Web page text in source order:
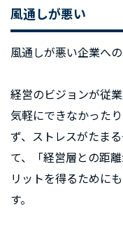
風通しが悪い
風通しが悪い企業へ
経営のビジョンが従
気軽にできなかった
ず、ストレスがたま
て、「経営層との距
リットを得るために
す。